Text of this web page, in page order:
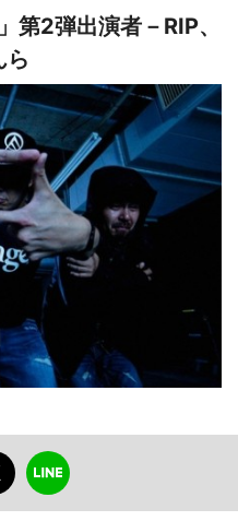
第2弾出演者－RIP、
ら